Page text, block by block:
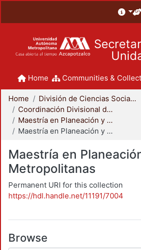
Home Communities &
Home
División de Ciencias Sociales y Humanidades
Coordinación Divisional de Posgrado
Maestría en Planeación y Políticas Metropolitanas
Maestría en Planeación y Políticas Metropolitanas
Maestría en
Metropolitanas
Permanent URI for this collection
https://hdl.handle.net/11191/7004
Browse